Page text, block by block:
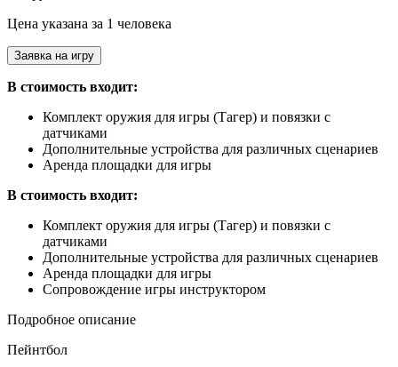
Цена указана за 1 человека
Заявка на игру
В стоимость входит:
Комплект оружия для игры (Тагер) и повязки с
датчиками
Дополнительные устройства для различных сценариев
Аренда площадки для игры
В стоимость входит:
Комплект оружия для игры (Тагер) и повязки с
датчиками
Дополнительные устройства для различных сценариев
Аренда площадки для игры
Сопровождение игры инструктором
Подробное описание
Пейнтбол